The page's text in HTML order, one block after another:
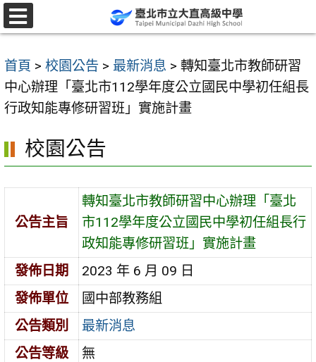
跳
至
要
內
容
首頁 > 校園公告 > 最新消息 > 轉知臺北市教師研習
中心辦理「臺北市112學年度公立國民中學初任組長
行政知能專修研習班」實施計畫
校園公告
公告主旨
轉知臺北市教師研習中心辦理「臺北
市112學年度公立國民中學初任組長行
政知能專修研習班」實施計畫
發佈日期
2023 年 6 月 09 日
發佈單位
國中部教務組
公告類別
最新消息
公告等級
無
選
單